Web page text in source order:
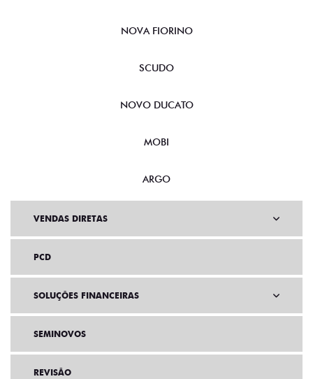
NOVA FIORINO
SCUDO
NOVO DUCATO
MOBI
ARGO
VENDAS DIRETAS
PCD
SOLUÇÕES FINANCEIRAS
SEMINOVOS
REVISÃO